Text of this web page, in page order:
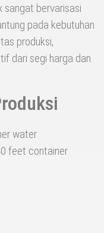
sangat bervarisasi
pada kebutuhan
produksi,
dari segi harga dan